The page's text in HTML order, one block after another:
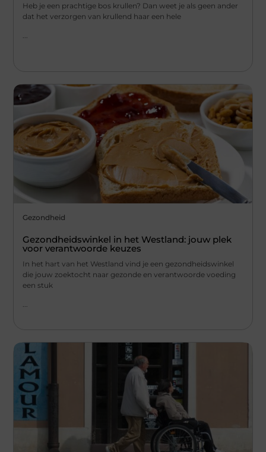
Heb je een prachtige bos krullen? Dan weet je als geen ander
dat het verzorgen van krullend haar een hele
Gezondheid
Gezondheidswinkel in het Westland: jouw plek
voor verantwoorde keuzes
In het hart van het Westland vind je een gezondheidswinkel
die jouw zoektocht naar gezonde en verantwoorde voeding
een stuk
...